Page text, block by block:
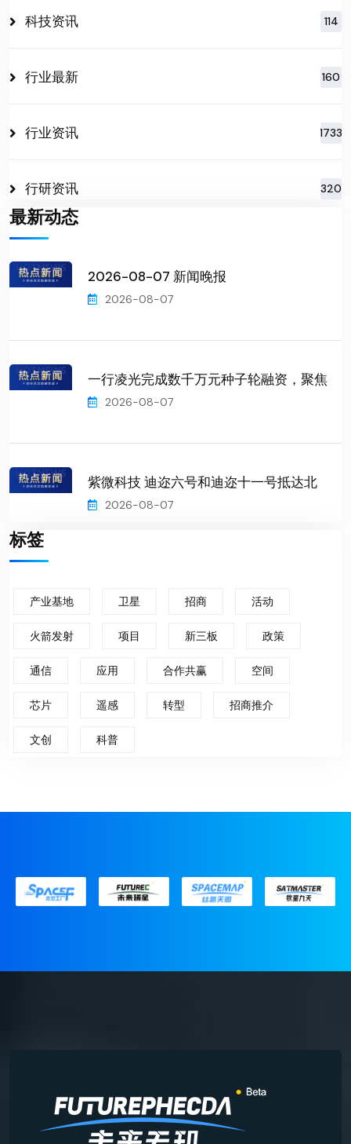
科技资讯 114
行业最新 160
行业资讯 1733
行研资讯 320
最新动态
2026-08-07 新闻晚报
2026-08-07
一行凌光完成数千万元种子轮融资，聚焦
2026-08-07
紫微科技 迪迩六号和迪迩十一号抵达北
2026-08-07
标签
产业基地 卫星 招商 活动
火箭发射 项目 新三板 政策
通信 应用 合作共赢 空间
芯片 遥感 转型 招商推介
文创 科普